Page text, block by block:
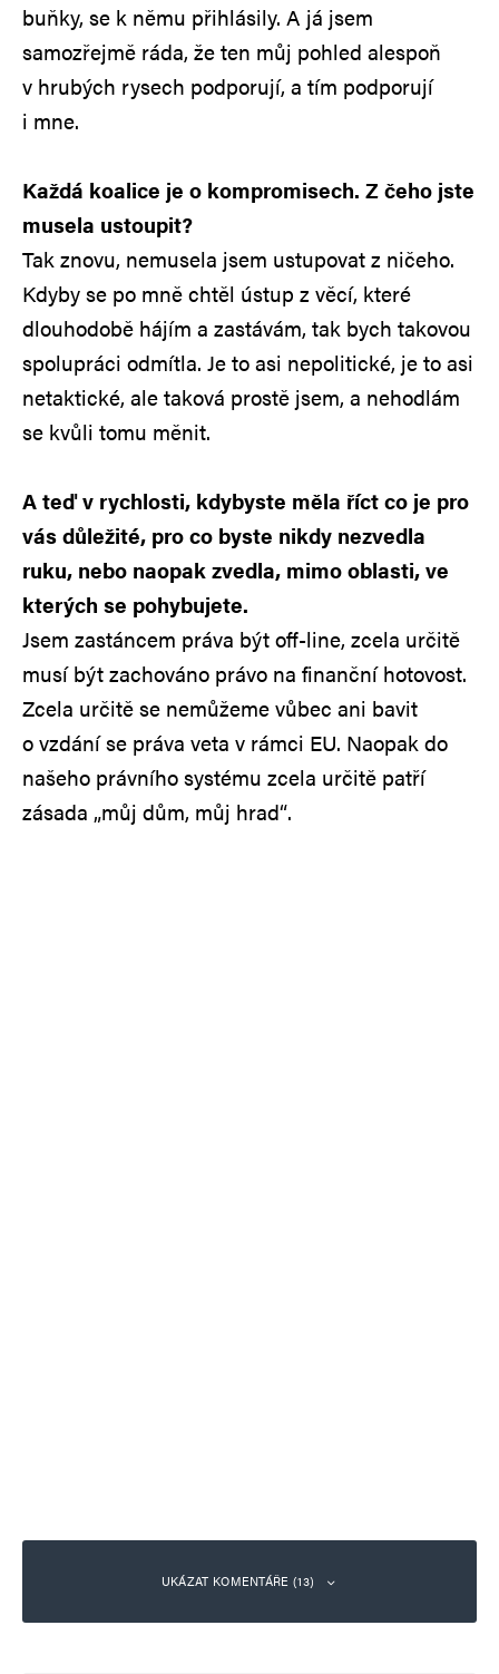
buňky, se k němu přihlásily. A já jsem
samozřejmě ráda, že ten můj pohled alespoň
v hrubých rysech podporují, a tím podporují
i mne.
Každá koalice je o kompromisech. Z čeho jste
musela ustoupit?
Tak znovu, nemusela jsem ustupovat z ničeho.
Kdyby se po mně chtěl ústup z věcí, které
dlouhodobě hájím a zastávám, tak bych takovou
spolupráci odmítla. Je to asi nepolitické, je to asi
netaktické, ale taková prostě jsem, a nehodlám
se kvůli tomu měnit.
A teď v rychlosti, kdybyste měla říct co je pro
vás důležité, pro co byste nikdy nezvedla
ruku, nebo naopak zvedla, mimo oblasti, ve
kterých se pohybujete.
Jsem zastáncem práva být off-line, zcela určitě
musí být zachováno právo na finanční hotovost.
Zcela určitě se nemůžeme vůbec ani bavit
o vzdání se práva veta v rámci EU. Naopak do
našeho právního systému zcela určitě patří
zásada „můj dům, můj hrad“.
UKÁZAT KOMENTÁŘE (13)